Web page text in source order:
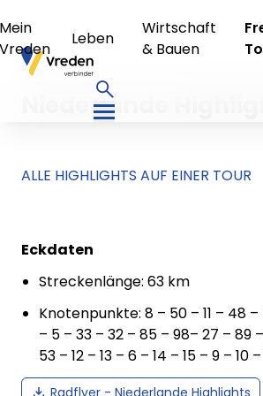
Mein
Vreden
Leben
Wirtschaft
& Bauen
Niederlande
ALLE HIGHLIGHTS AUF EINER TOUR
Eckdaten
Streckenlänge: 63 km
Knotenpunkte: 8 – 50 – 11 – 48
– 5 – 33 – 32 – 85 – 98– 27 – 89
53 – 12 – 13 – 6 – 14 – 15 – 9 – 10
Radflyer - Niederlande Highlights